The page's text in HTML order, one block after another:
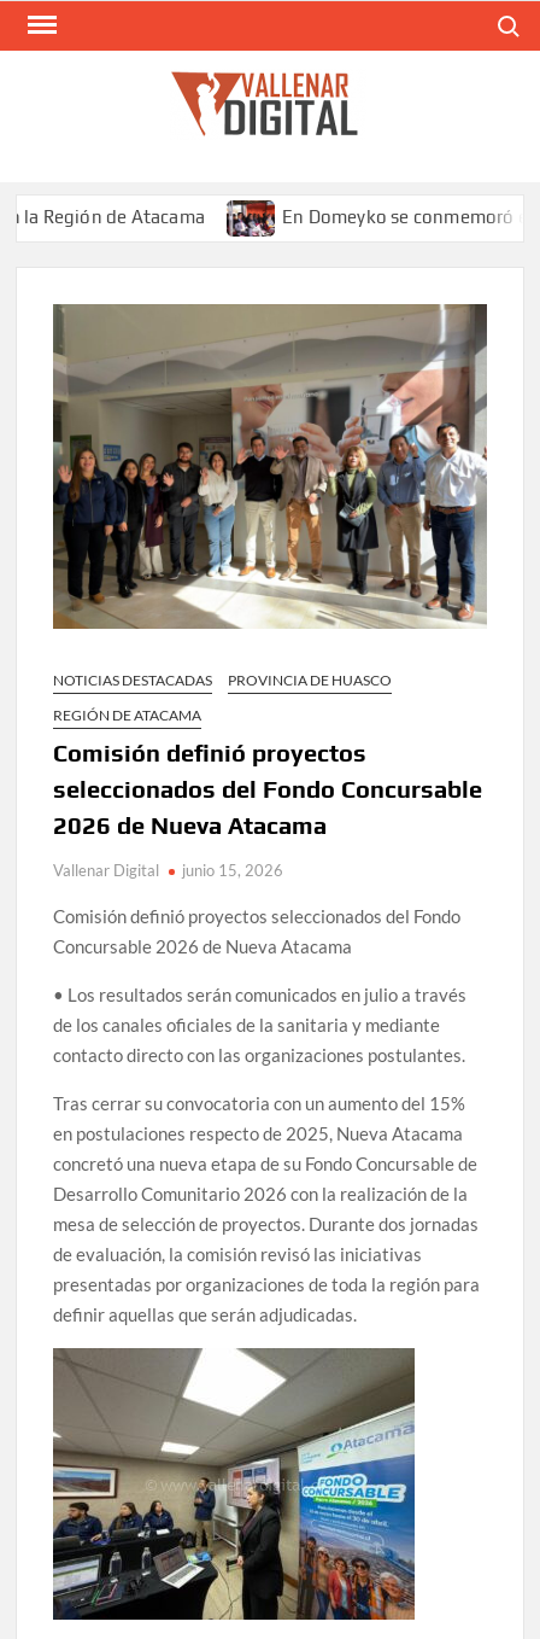
Saltar
de Atacama En Domeyko se conmemoró el Día
NOTICIAS DESTACADAS
PROVINCIA DE HUASCO
REGIÓN DE ATACAMA
Comisión definió proyectos
seleccionados del Fondo Concursable
2026 de Nueva Atacama
Vallenar Digital junio 15, 2026
Comisión definió proyectos seleccionados del Fondo
Concursable 2026 de Nueva Atacama
• Los resultados serán comunicados en julio a través
de los canales oficiales de la sanitaria y mediante
contacto directo con las organizaciones postulantes.
Tras cerrar su convocatoria con un aumento del 15%
en postulaciones respecto de 2025, Nueva Atacama
concretó una nueva etapa de su Fondo Concursable de
Desarrollo Comunitario 2026 con la realización de la
mesa de selección de proyectos. Durante dos jornadas
de evaluación, la comisión revisó las iniciativas
presentadas por organizaciones de toda la región para
definir aquellas que serán adjudicadas.